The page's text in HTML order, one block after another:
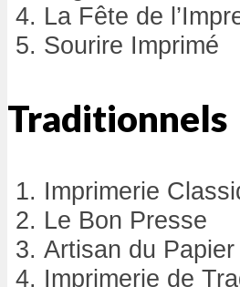
La Fête de
Sourire Imprimé
Traditionnels
Imprimerie
Le Bon Presse
Artisan du Papier
Imprimerie de